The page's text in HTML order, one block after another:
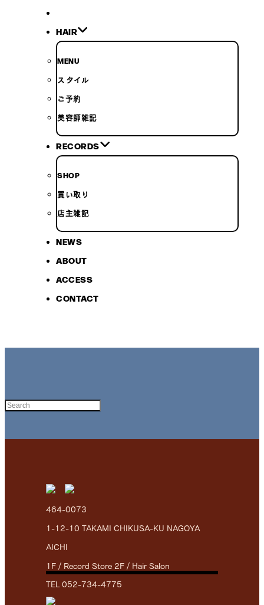
HAIR
MENU
スタイル
ご予約
美容師雑記
RECORDS
SHOP
買い取り
店主雑記
NEWS
ABOUT
ACCESS
CONTACT
464-0073
1-12-10 TAKAMI CHIKUSA-KU NAGOYA
AICHI
1F / Record Store 2F / Hair Salon
TEL 052-734-4775